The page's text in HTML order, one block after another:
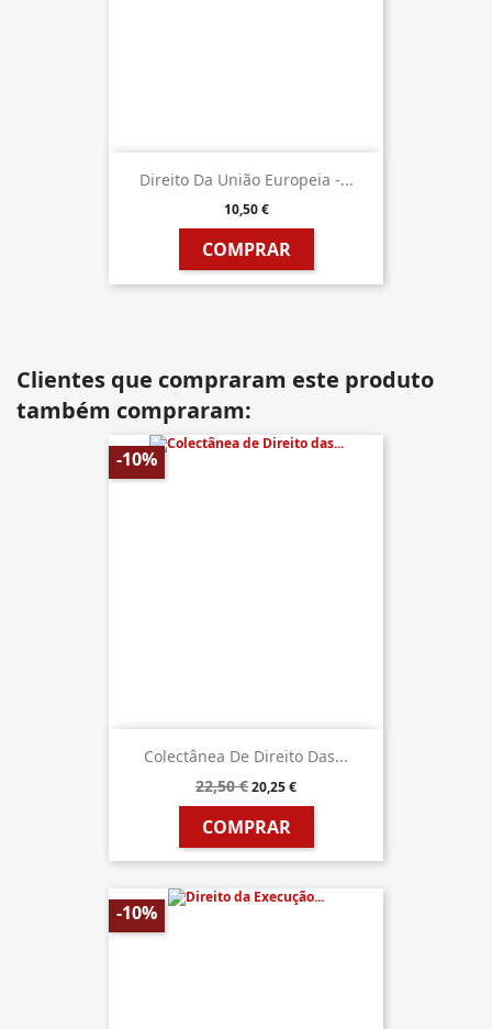
Direito Da União Europeia -...
10,50 €
COMPRAR
Clientes que compraram este produto
também compraram:
Colectânea De Direito Das...
22,50 €20,25 €
COMPRAR
-10%
-10%